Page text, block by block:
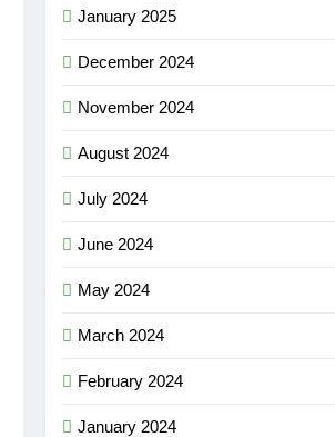
January 2025
December 2024
November 2024
August 2024
July 2024
June 2024
May 2024
March 2024
February 2024
January 2024